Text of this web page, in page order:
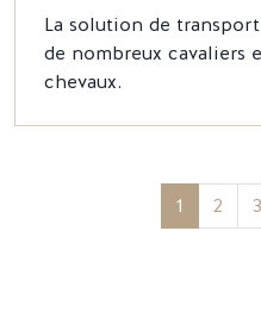
La solution de
de nombreux cavaliers
chevaux.
1 2 3